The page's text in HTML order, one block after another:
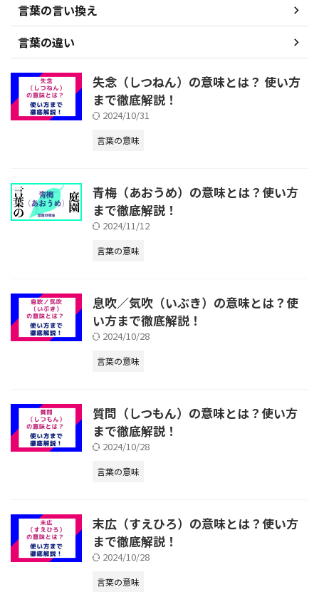
言葉の言い換え
言葉の違い
失念（しつねん）の意味とは？ 使い方
まで徹底解説！
2024/10/31
言葉の意味
青梅（あおうめ）の意味とは？使い方
まで徹底解説！
2024/11/12
言葉の意味
息吹／気吹（いぶき）の意味とは？使
い方まで徹底解説！
2024/10/28
言葉の意味
質問（しつもん）の意味とは？使い方
まで徹底解説！
2024/10/28
言葉の意味
末広（すえひろ）の意味とは？使い方
まで徹底解説！
2024/10/28
言葉の意味